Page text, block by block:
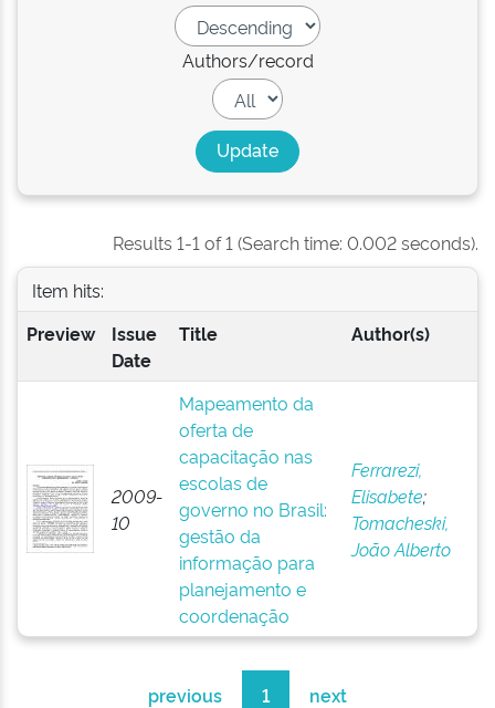
Authors/record
Results 1-1 of 1 (Search time: 0.002 seconds).
Item hits:
Preview
Issue
Date
Title Author(s)
2009-
10
Mapeamento da
oferta de
capacitação nas
escolas de
governo no Brasil:
gestão da
informação para
planejamento e
coordenação
Ferrarezi,
Elisabete;
Tomacheski,
João Alberto
previous 1 next